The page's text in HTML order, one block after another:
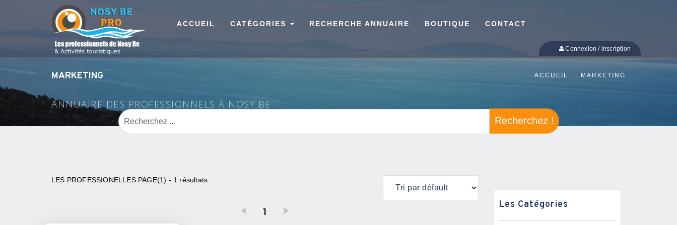
ACCUEIL CATÉGORIES RECHERCHE ANNUAIRE BOUTIQUE CONTACT
Connexion / inscription
MARKETING
ANNUAIRE DES PROFESSIONNELS À NOSY BE
ACCUEIL MARKETING
Recherchez !
LES PROFESSIONELLES PAGE(1) - 1 résultats
1
Les Catégories